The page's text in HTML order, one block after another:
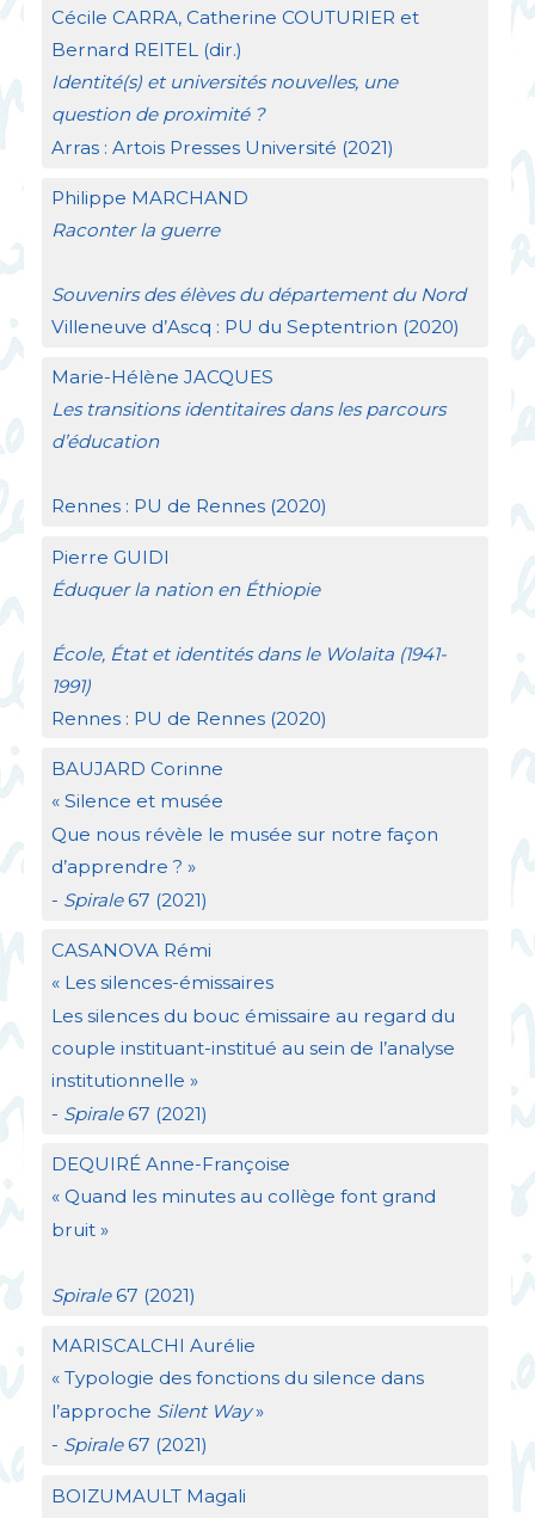
Cécile CARRA, Catherine COUTURIER et
Bernard REITEL(dir.)
Identité(s) et universités nouvelles, une
question de proximité ?
Arras : Artois Presses Université (2021)
Philippe MARCHAND
Raconter la guerre
Souvenirs des élèves du département du Nord
Villeneuve d’Ascq : PU du Septentrion (2020)
Marie-Hélène JACQUES
Les transitions identitaires dans les parcours
d’éducation
Rennes : PU de Rennes (2020)
Pierre GUIDI
Éduquer la nation en Éthiopie
École, État et identités dans le Wolaita (1941-
1991)
Rennes : PU de Rennes (2020)
BAUJARD Corinne
« Silence et musée
Que nous révèle le musée sur notre façon
d’apprendre ? »
- Spirale67 (2021)
CASANOVARémi
« Les silences-émissaires
Les silences du bouc émissaire au regard du
couple instituant-institué au sein de l’analyse
institutionnelle »
- Spirale67 (2021)
DEQUIRÉ Anne-Françoise
« Quand les minutes au collège font grand
bruit »
Spirale67 (2021)
MARISCALCHI Aurélie
« Typologie des fonctions du silence dans
l’approche Silent Way »
- Spirale67 (2021)
BOIZUMAULTMagali